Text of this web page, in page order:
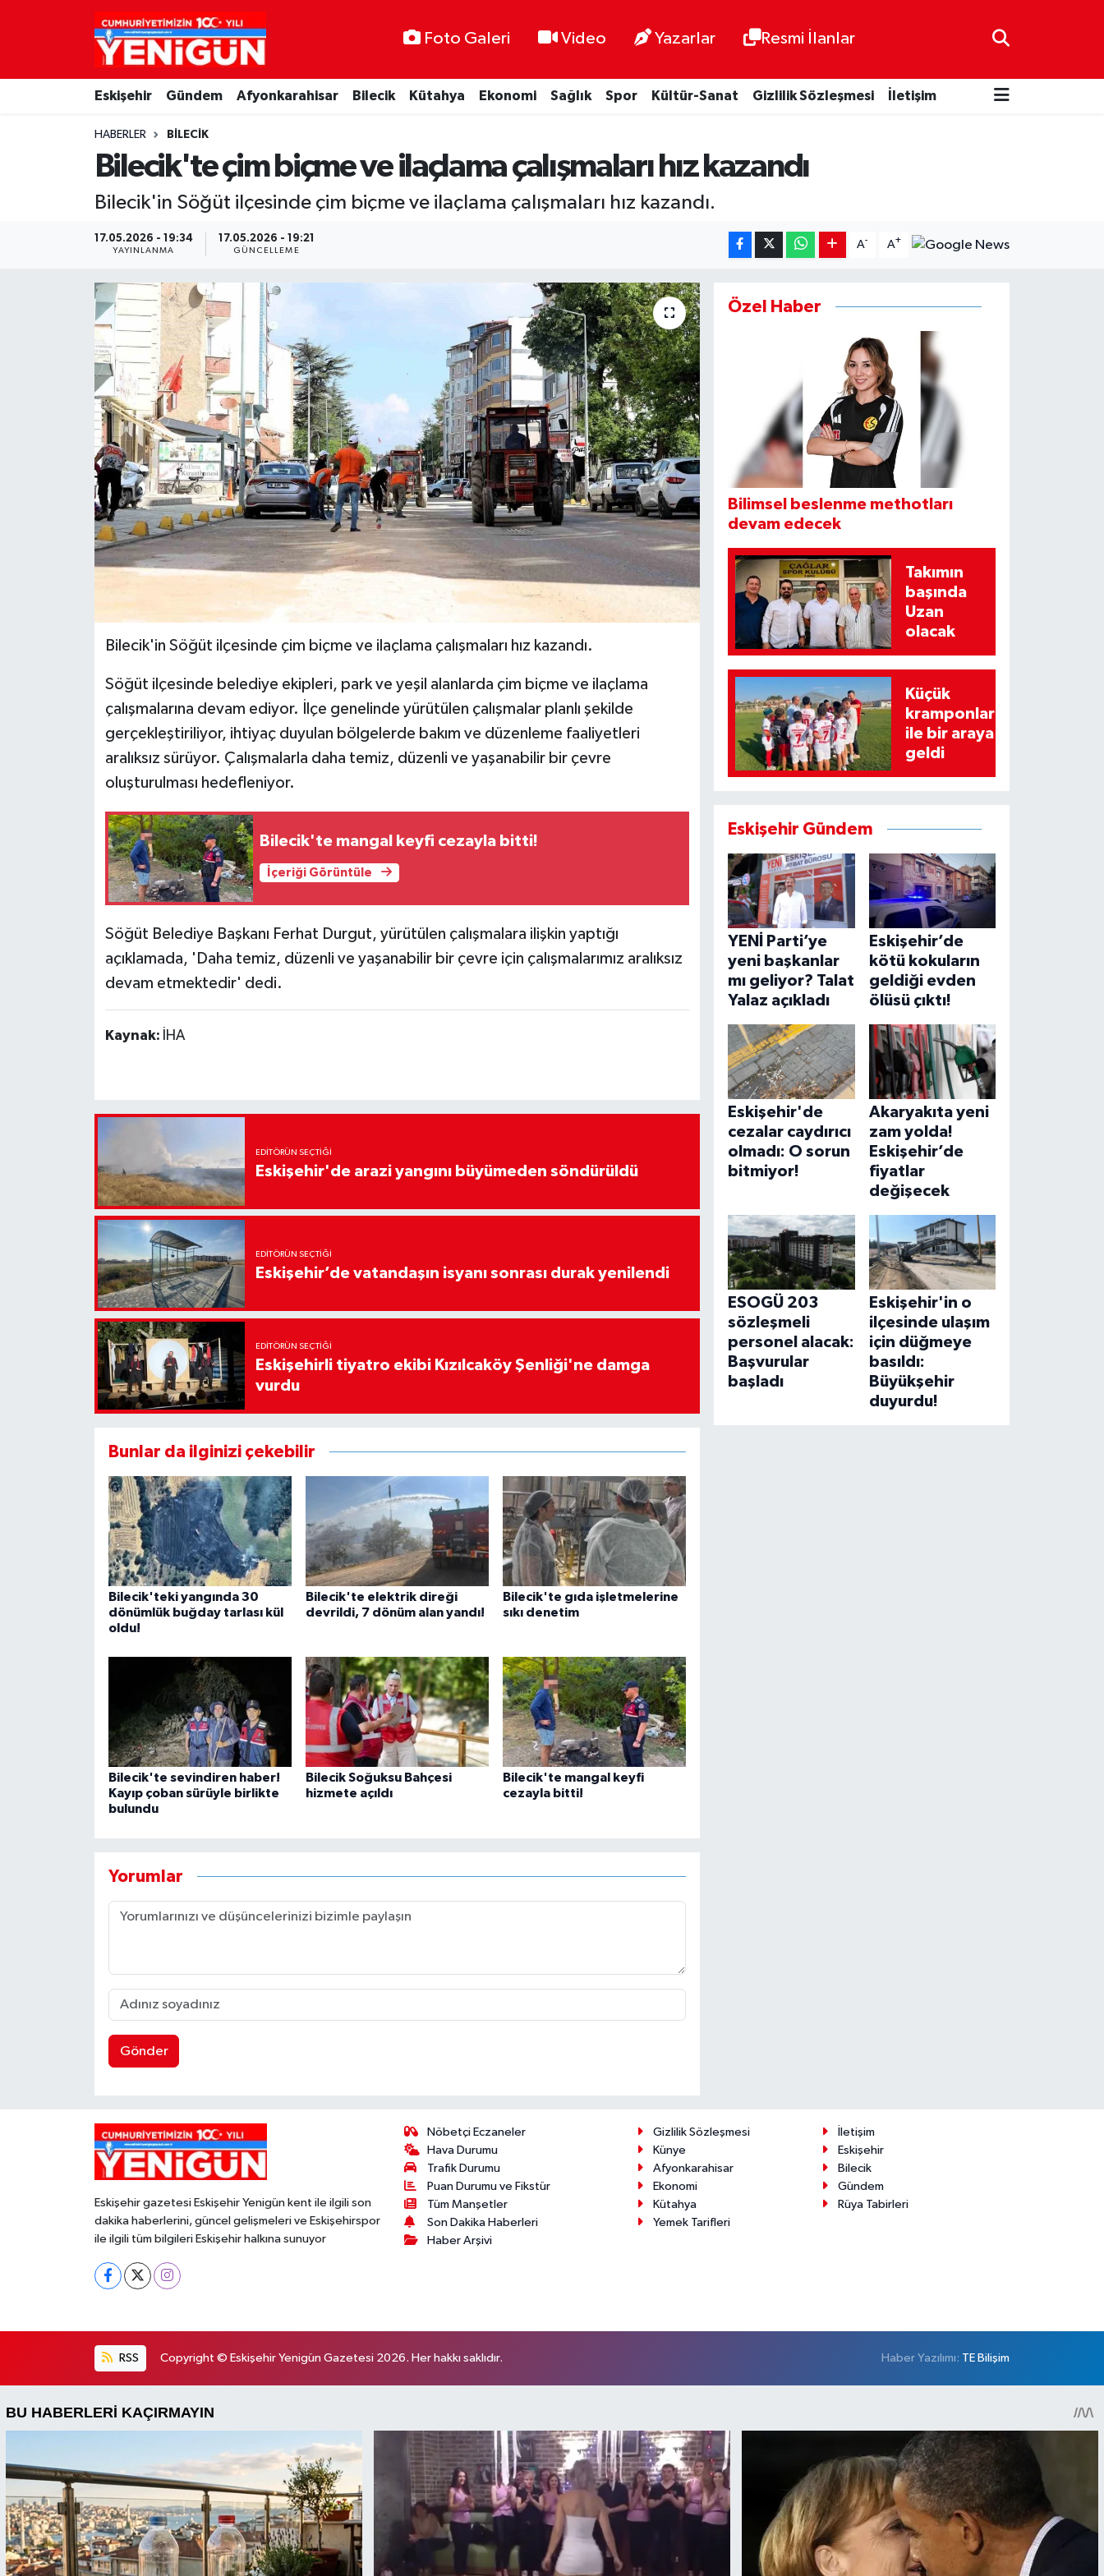
Foto Galeri Video Yazarlar Resmi İlanlar
Eskişehir Gündem Afyonkarahisar Bilecik Kütahya Ekonomi Sağlık Spor Kültür-Sanat Gizlilik Sözleşmesi İletişim
HABERLER BILECIK
Bilecik'te çim biçme ve ilaçlama çalışmaları hız kazandı
Bilecik'in Söğüt ilçesinde çim biçme ve ilaçlama çalışmaları hız kazandı.
17.05.2026 - 19:34
YAYINLANMA
17.05.2026 - 19:21
GÜNCELLEME
A- A+
Bilecik'in Söğüt ilçesinde çim biçme ve ilaçlama çalışmaları hız kazandı.
Söğüt ilçesinde belediye ekipleri, park ve yeşil alanlarda çim biçme ve ilaçlama
çalışmalarına devam ediyor. İlçe genelinde yürütülen çalışmalar planlı şekilde
gerçekleştiriliyor, ihtiyaç duyulan bölgelerde bakım ve düzenleme faaliyetleri
aralıksız sürüyor. Çalışmalarla daha temiz, düzenli ve yaşanabilir bir çevre
oluşturulması hedefleniyor.
Bilecik'te mangal keyfi cezayla bitti!
İçeriği Görüntüle
Söğüt Belediye Başkanı Ferhat Durgut, yürütülen çalışmalara ilişkin yaptığı
açıklamada, 'Daha temiz, düzenli ve yaşanabilir bir çevre için çalışmalarımız aralıksız
devam etmektedir' dedi.
Kaynak: İHA
EDITÖRÜN SEÇTIĞI
Eskişehir'de arazi yangını büyümeden söndürüldü
EDITÖRÜN SEÇTIĞI
Eskişehir’de vatandaşın isyanı sonrası durak yenilendi
EDITÖRÜN SEÇTIĞI
Eskişehirli tiyatro ekibi Kızılcaköy Şenliği'ne damga
vurdu
Bunlar da ilginizi çekebilir
Bilecik'teki yangında 30
dönümlük buğday tarlası kül
oldu!
Bilecik'te elektrik direği
devrildi, 7 dönüm alan yandı!
Bilecik'te gıda işletmelerine
sıkı denetim
Bilecik'te sevindiren haber!
Kayıp çoban sürüyle birlikte
bulundu
Bilecik Soğuksu Bahçesi
hizmete açıldı
Bilecik'te mangal keyfi
cezayla bitti!
Yorumlar
Gönder
Özel Haber
Bilimsel beslenme methotları
devam edecek
Takımın
başında
Uzan
olacak
Küçük
kramponlar
ile bir araya
geldi
Eskişehir Gündem
YENİ Parti’ye
yeni başkanlar
mı geliyor? Talat
Yalaz açıkladı
Eskişehir’de
kötü kokuların
geldiği evden
ölüsü çıktı!
Eskişehir'de
cezalar caydırıcı
olmadı: O sorun
bitmiyor!
Akaryakıta yeni
zam yolda!
Eskişehir’de
fiyatlar
değişecek
ESOGÜ 203
sözleşmeli
personel alacak:
Başvurular
başladı
Eskişehir'in o
ilçesinde ulaşım
için düğmeye
basıldı:
Büyükşehir
duyurdu!
Eskişehir gazetesi Eskişehir Yenigün kent ile ilgili son
dakika haberlerini, güncel gelişmeleri ve Eskişehirspor
ile ilgili tüm bilgileri Eskişehir halkına sunuyor
Nöbetçi Eczaneler
Hava Durumu
Trafik Durumu
Puan Durumu ve Fikstür
Tüm Manşetler
Son Dakika Haberleri
Haber Arşivi
Gizlilik Sözleşmesi
İletişim
Künye
Eskişehir
Afyonkarahisar
Bilecik
Ekonomi
Gündem
Kütahya
Rüya Tabirleri
Yemek Tarifleri
RSS Copyright © Eskişehir Yenigün Gazetesi 2026. Her hakkı saklıdır. Haber Yazılımı: TE Bilişim
Nöbetçi Eczaneler
Hava Durumu
Haber Arşivi